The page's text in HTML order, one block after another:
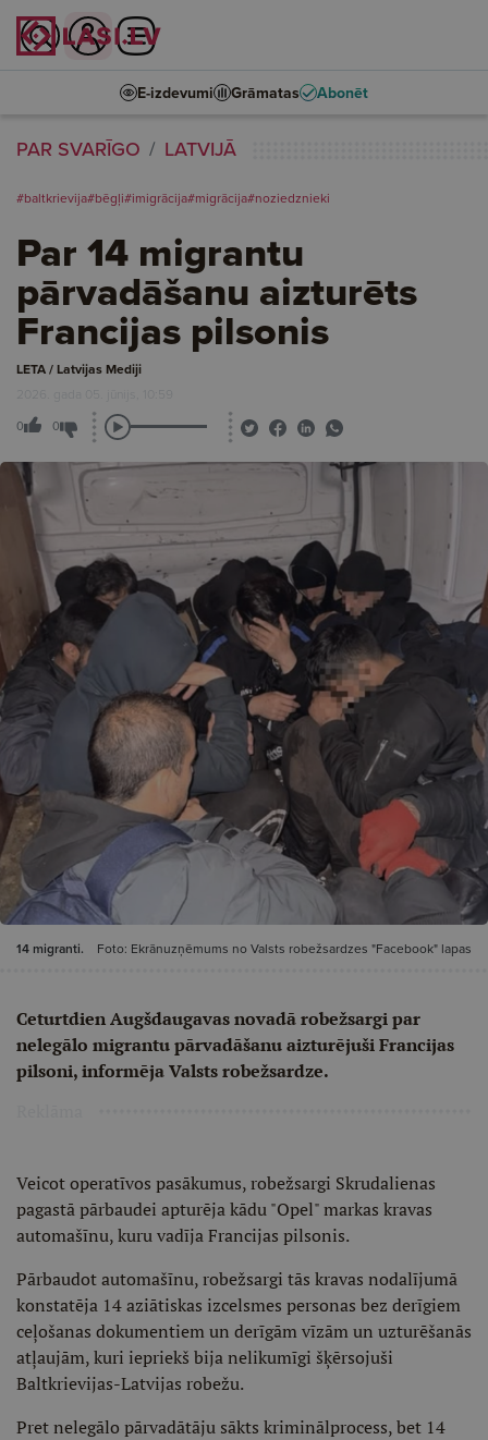
E-izdevumi Grāmatas Abonēt
PAR SVARĪGO LATVIJĀ
#baltkrievija#bēgļi#imigrācija#migrācija#noziedznieki
Par 14 migrantu
pārvadāšanu aizturēts
Francijas pilsonis
LETA / Latvijas Mediji
2026. gada 05. jūnijs, 10:59
0 0
14 migranti. Foto: Ekrānuzņēmums no Valsts robežsardzes "Facebook" lapas
Ceturtdien Augšdaugavas novadā robežsargi par
nelegālo migrantu pārvadāšanu aizturējuši Francijas
pilsoni, informēja Valsts robežsardze.
Veicot operatīvos pasākumus, robežsargi Skrudalienas
pagastā pārbaudei apturēja kādu "Opel" markas kravas
automašīnu, kuru vadīja Francijas pilsonis.
Pārbaudot automašīnu, robežsargi tās kravas nodalījumā
konstatēja 14 aziātiskas izcelsmes personas bez derīgiem
ceļošanas dokumentiem un derīgām vīzām un uzturēšanās
atļaujām, kuri iepriekš bija nelikumīgi šķērsojuši
Baltkrievijas-Latvijas robežu.
Pret nelegālo pārvadātāju sākts kriminālprocess, bet 14